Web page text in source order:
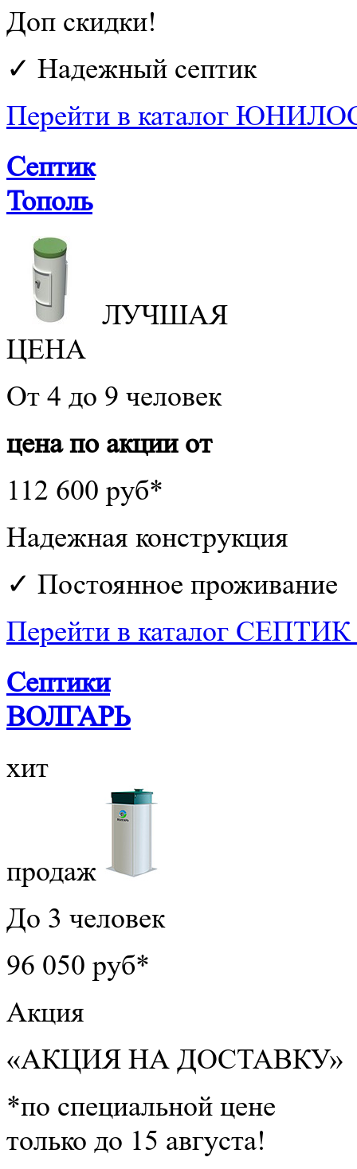
Доп скидки!
✓ Надежный септик
Перейти в каталог
Септик
Тополь
ЛУЧШАЯ
ЦЕНА
От 4 до 9 человек
цена по акции от
112 600 руб*
Надежная конструкция
✓ Постоянное проживание
Перейти в каталог
Септики
ВОЛГАРЬ
хит
продаж
До 3 человек
96 050 руб*
Акция
«АКЦИЯ НА ДОСТАВКУ»
*по специальной цене
только до 15 августа!